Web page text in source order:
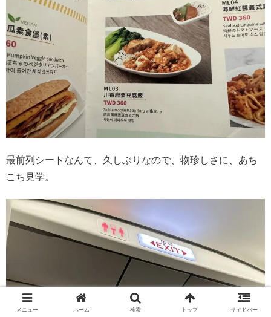
最前列シートなんて、久しぶりなので、物珍しさに、あち
こち見学。
メニュー ホーム 検索 トップ サイドバー